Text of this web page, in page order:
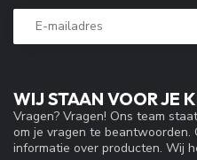
WIJ STAAN VOOR JE
Vragen? Vragen! Ons team
om je vragen te
informatie over producten. Wij